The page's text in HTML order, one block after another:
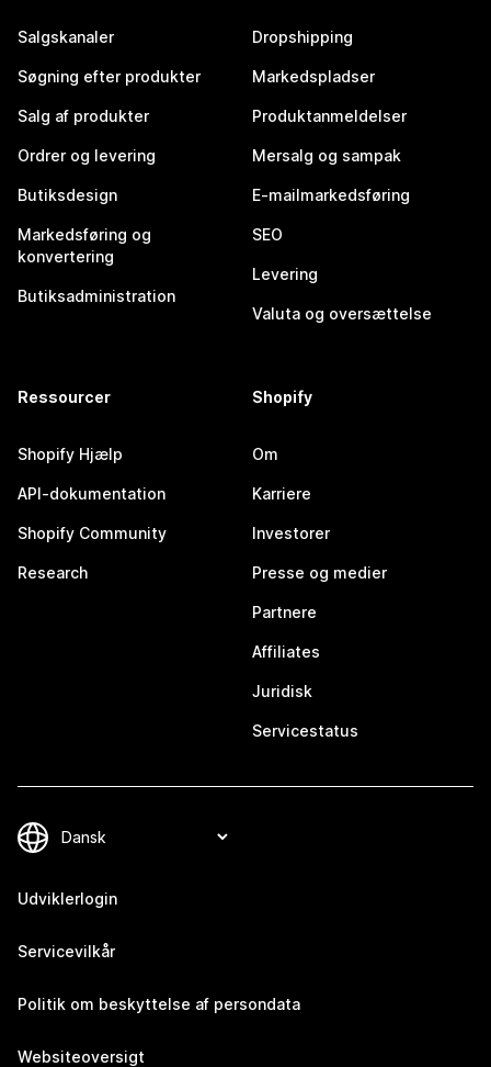
Salgskanaler
Søgning efter produkter
Salg af produkter
Ordrer og levering
Butiksdesign
Markedsføring og
konvertering
Butiksadministration
Dropshipping
Markedspladser
Produktanmeldelser
Mersalg og sampak
E-mailmarkedsføring
SEO
Levering
Valuta og oversættelse
Ressourcer
Shopify Hjælp
API-dokumentation
Shopify Community
Research
Shopify
Om
Karriere
Investorer
Presse og medier
Partnere
Affiliates
Juridisk
Servicestatus
Udviklerlogin
Servicevilkår
Politik om beskyttelse af persondata
Websiteoversigt